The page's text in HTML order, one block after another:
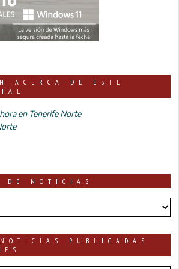
ACERCA DE ESTE
en Tenerife Norte
DE NOTICIAS
PUBLICADAS